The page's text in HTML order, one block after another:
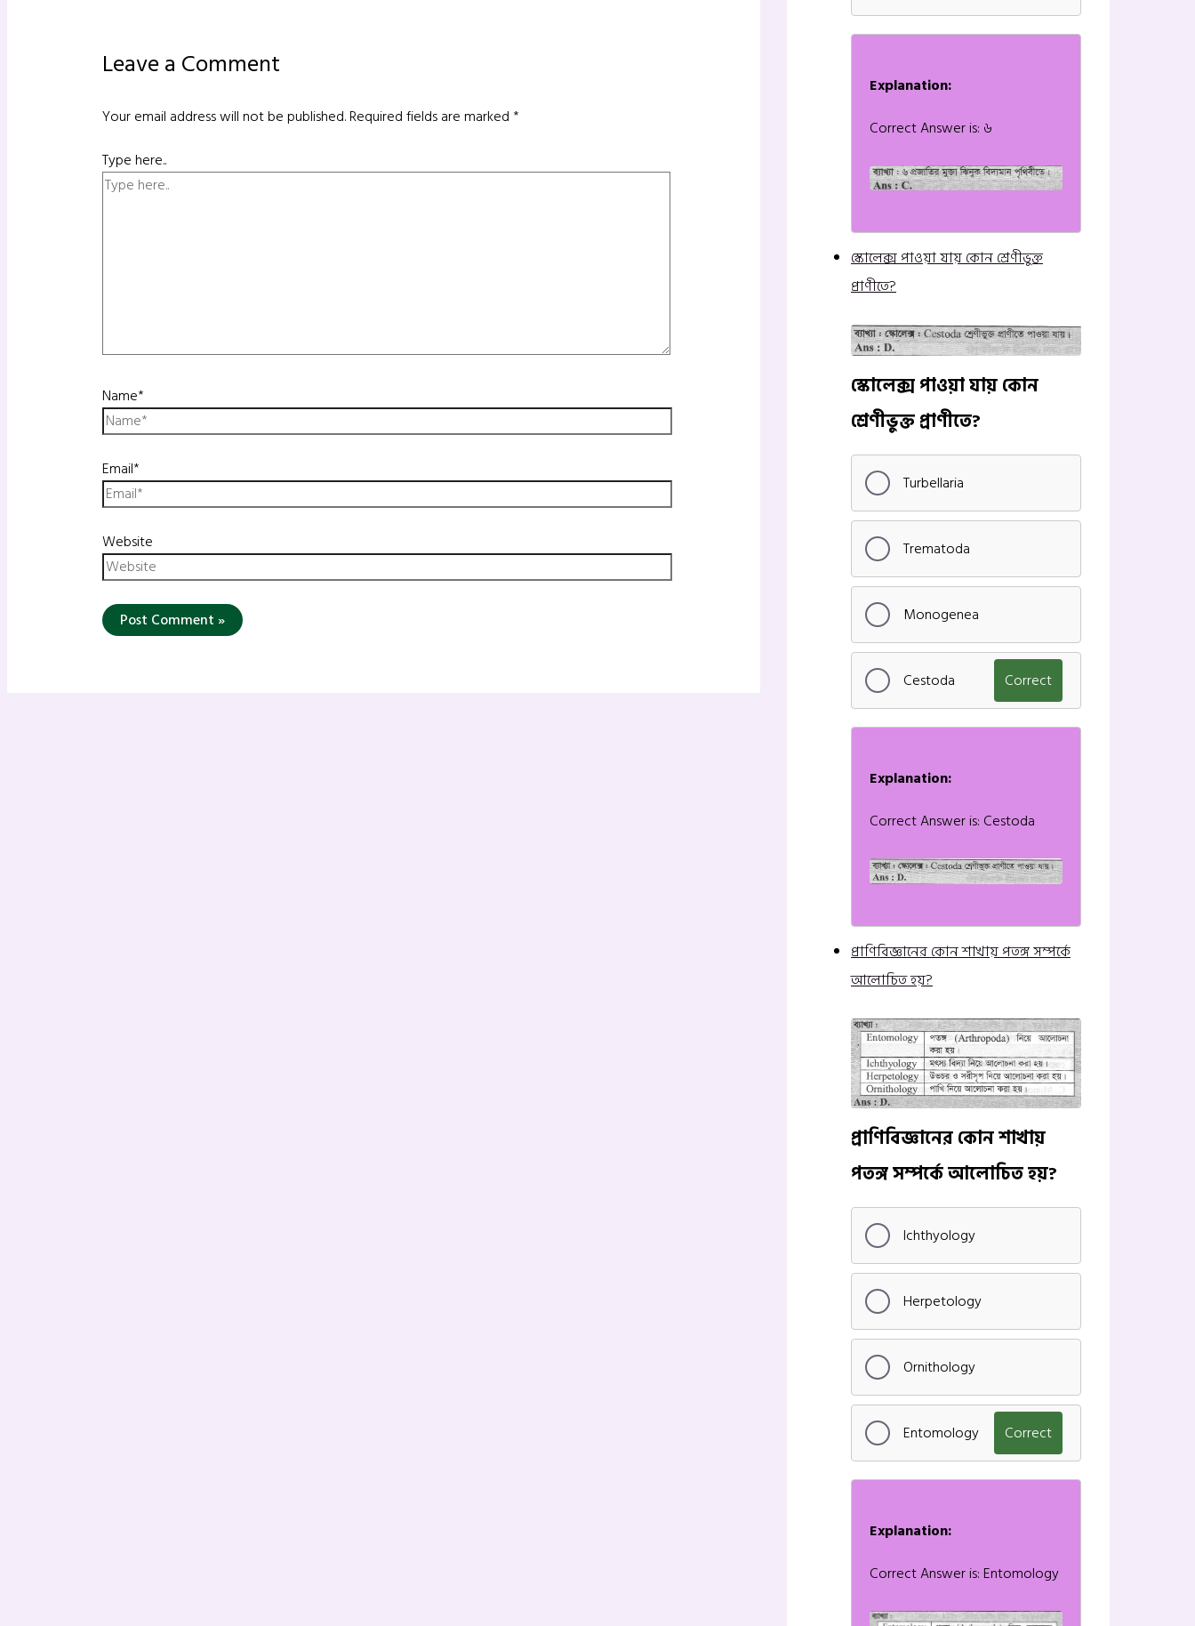
Leave a Comment
Your email address will not be published.Required fields are marked*
Type here..
Name*
Email*
Website
Explanation:
Correct Answer is: ৬
স্কোলেক্স পাওয়া যায় কোন শ্রেণীভুক্ত
প্রাণীতে?
স্কোলেক্স পাওয়া যায় কোন
শ্রেণীভুক্ত প্রাণীতে?
Turbellaria
Trematoda
Monogenea
Cestoda Correct
Explanation:
Correct Answer is: Cestoda
প্রাণিবিজ্ঞানের কোন শাখায় পতঙ্গ সম্পর্কে
আলোচিত হয়?
প্রাণিবিজ্ঞানের কোন শাখায়
পতঙ্গ সম্পর্কে আলোচিত হয়?
Ichthyology
Herpetology
Ornithology
Entomology Correct
Explanation:
Correct Answer is: Entomology